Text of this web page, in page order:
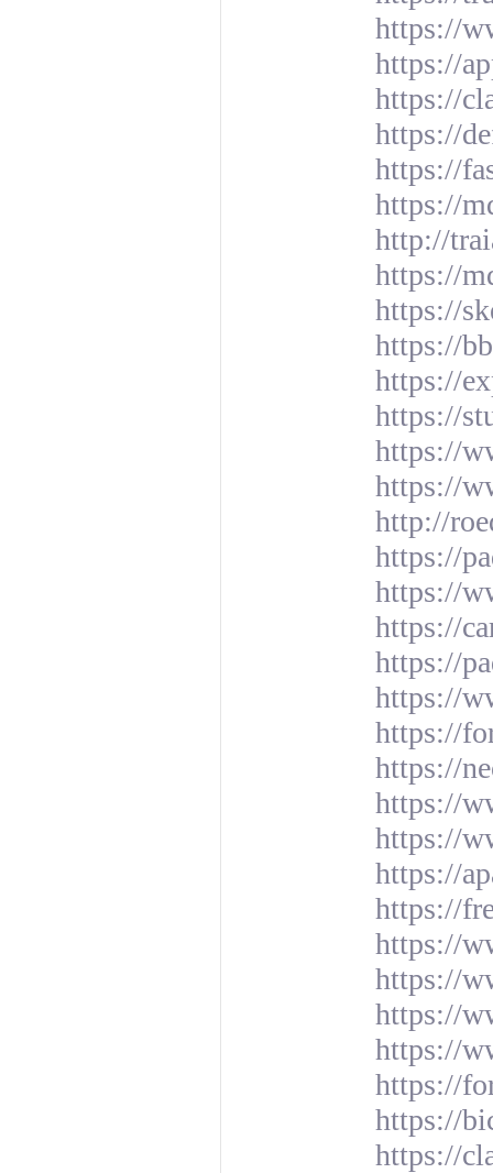
https://
https://
https://
https://
https://
https://
http://
https://
https://
https://
https://
https://
https://
https://
http://
https://
https://
https://
https://
https://
https://
https://
https://
https://
https://
https://
https://
https://
https://
https://
https://
https://
https://